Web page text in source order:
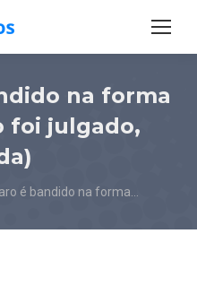
na forma
foi julgado,
é bandido na forma…